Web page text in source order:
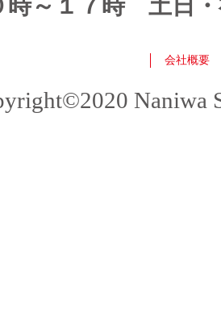
～１７時 土日・
会社概要
Naniwa